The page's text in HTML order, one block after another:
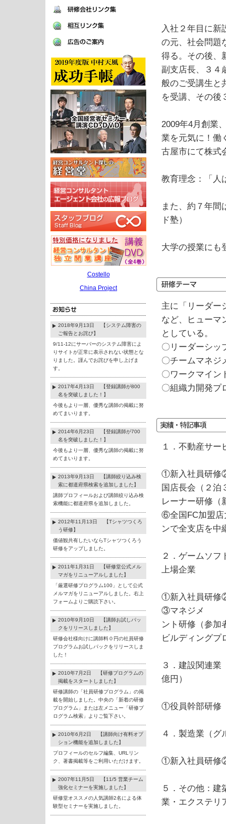
Costello
China Project
2018年9月13日 【システム障害の
ご報告とお詫び】
9/11-12にサーバーのシステム障害によ
りサイトが正常に表示されない状態とな
りました。謹んでお詫びを申し上げま
す。
2017年4月13日 【登録講師が800
名を突破しました！】
今後もより一層、優秀な講師の掲載に努
めてまいります。
2014年6月23日 【登録講師が700
名を突破しました！】
今後もより一層、優秀な講師の掲載に努
めてまいります。
2013年9月13日 【講師絞り込み検
索に都道府県検索を追加しました】
講師プロフィールおよび講師絞り込み検
索機能に都道府県を追加しました。
2012年11月13日 【Tシャツつくろ
う研修】
価値観共有したいならTシャツつくろう
研修をアップしました。
2011年1月31日 【研修堂公式メル
マガをリニューアルしました】
「厳選研修プログラム100」として公式
メルマガをリニューアルしました。右上
フォームよりご購読下さい。
2010年9月10日 【講師お試しパッ
クをリリースしました】
研修会社様向けに講師料０円の社員研修
プログラムお試しパックをリリースしま
した！
2010年7月2日 【研修プログラムの
掲載をスタートしました】
研修講師の「社員研修プログラム」の掲
載を開始しました。中央の「新着の研修
プログラム」または左メニュー「研修プ
ログラム検索」よりご覧下さい。
2010年6月2日 【講師向け有料オプ
ション機能を追加しました】
プロフィールのセルフ編集、URLリン
ク、著書掲載等をご利用いただけます。
2007年11月5日 【11/5 営業チーム
強化セミナーを実施しました】
研修堂オススメの人気講師2名による体
験型セミナーを実施しました。
入社２年目に新
の元、社会問題
得る。その後、
副支店長、３４
般のご受講生と
を受講、その後
2009年4月創業
業を元気に！働
古屋市にて株式
教育理念：「人
また、約７年間
ド塾）
大学の授業にも
主に「リーダー
など、ヒューマ
としている。
〇リーダーシッ
〇チームマネジ
〇ワークマイン
〇組織力開発プ
１．不動産サー
①新入社員研修
国店長会（２
レーナー研修
⑥全国FC加盟店
ンで全支店を中
２．ゲームソ
上場企業
①新入社員研修
③マネジメ
ント研修（参
ビルディングプ
３．建設関連業
億円）
①役員幹部研修
４．製造業（グ
①新入社員研修
５．その他：建
業・エクステリ